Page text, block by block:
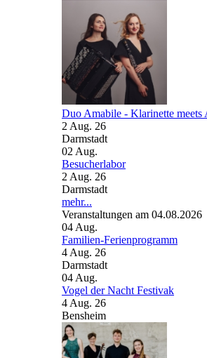
Duo Amabile - Klarinette meets
2 Aug. 26
Darmstadt
02 Aug.
Besucherlabor
2 Aug. 26
Darmstadt
mehr...
Veranstaltungen am 04.08.2026
04 Aug.
Familien-Ferienprogramm
4 Aug. 26
Darmstadt
04 Aug.
Vogel der Nacht Festivak
4 Aug. 26
Bensheim